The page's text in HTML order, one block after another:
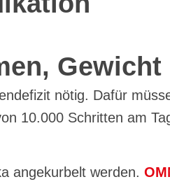
nötig. Dafür
10.000 Schritten am
angekurbelt werden.